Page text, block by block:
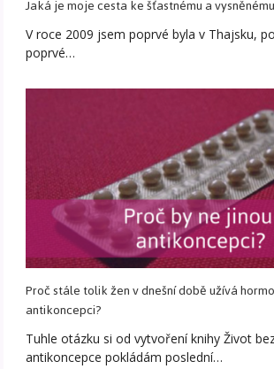
Jaká je moje cesta ke šťastnému a
V roce 2009 jsem poprvé byla v Thajsku,
poprvé…
Proč stále tolik žen v dnešní době užívá
antikoncepci?
Tuhle otázku si od vytvoření knihy Život
antikoncepce pokládám poslední…